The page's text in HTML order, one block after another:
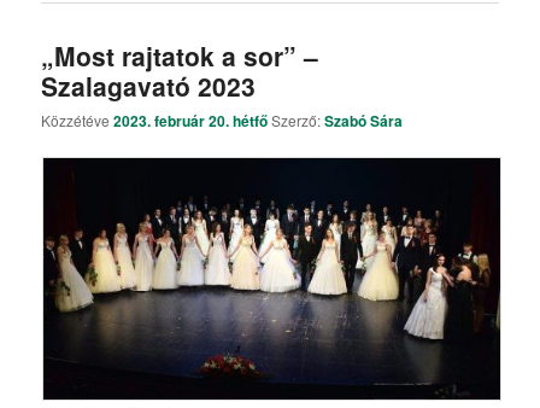
„Most rajtatok a sor” –
Szalagavató 2023
Közzétéve2023. február 20. hétfőSzerző:Szabó Sára